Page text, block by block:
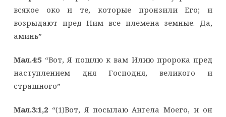
всякое око и те, которые пронзили Его; и
возрыдают пред Ним все племена земные. Да,
аминь”
Мал.4:5“Вот, Я пошлю к вам Илию пророка пред
наступлением дня Господня, великого и
страшного”
Мал.3:1,2“(1)Вот, Я посылаю Ангела Моего, и он